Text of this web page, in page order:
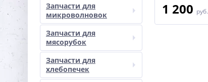
Запчасти для
микроволновок
Запчасти для
мясорубок
Запчасти для
хлебопечек
1 500руб.за 1 шт 1 200 руб.